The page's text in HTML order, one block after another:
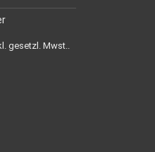
gesetzl. Mwst..